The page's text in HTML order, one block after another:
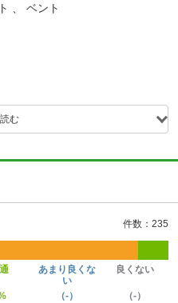
、 ベント
む
件数：235
あまり良くな
い
良くない
（-） （-）